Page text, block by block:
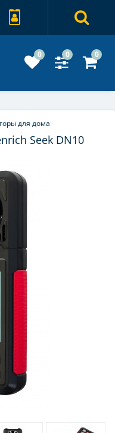
0 0 0
для дома
Seek DN10